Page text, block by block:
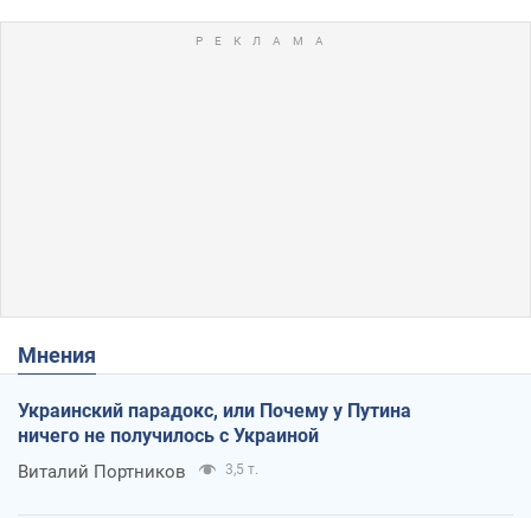
Мнения
Украинский парадокс, или Почему у Путина
ничего не получилось с Украиной
Виталий Портников 3,5 т.